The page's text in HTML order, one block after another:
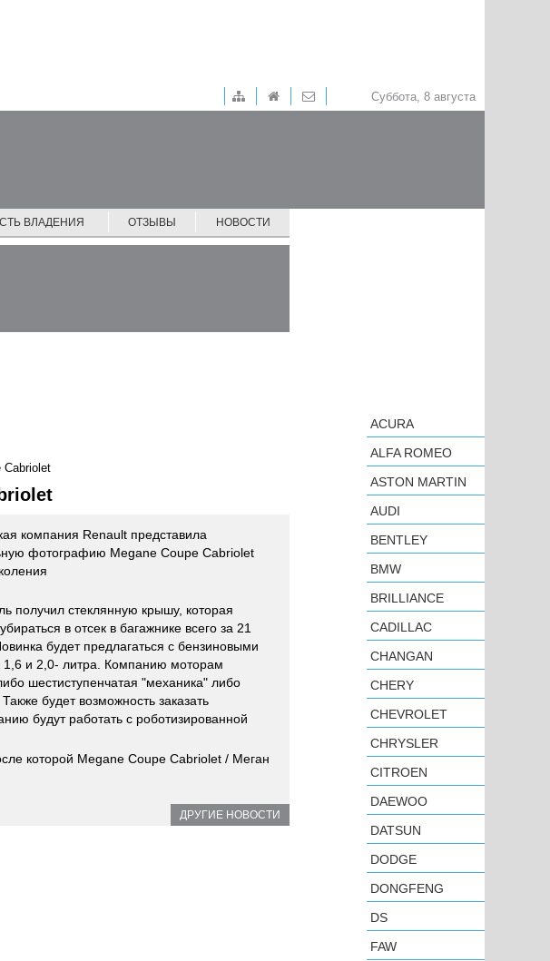
Суббота, 8 августа
ВЛАДЕНИЯ ОТЗЫВЫ НОВОСТИ
компания Renault представила
фотографию Megane Coupe Cabriolet
получил стеклянную крышу, которая
в отсек в багажнике всего за 21
будет предлагаться с бензиновыми
1,6 и 2,0- литра. Компанию моторам
шестиступенчатая "механика" либо
будет возможность заказать
будут работать с роботизированной
которой Megane Coupe Cabriolet / Меган
ДРУГИЕ НОВОСТИ
ACURA
ALFA ROMEO
ASTON MARTIN
AUDI
BENTLEY
BMW
BRILLIANCE
CADILLAC
CHANGAN
CHERY
CHEVROLET
CHRYSLER
CITROEN
DAEWOO
DATSUN
DODGE
DONGFENG
DS
FAW